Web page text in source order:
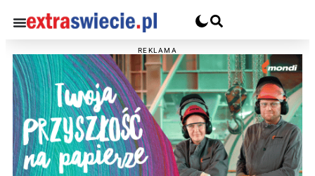
REKLAMA